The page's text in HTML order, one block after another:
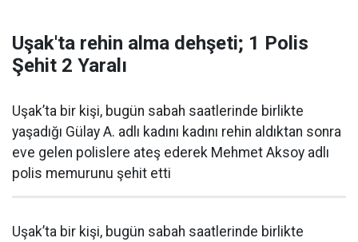
Uşak'ta rehin alma dehşeti; 1 Polis
Şehit 2 Yaralı
Uşak’ta bir kişi, bugün sabah saatlerinde birlikte
yaşadığı Gülay A. adlı kadını kadını rehin aldıktan sonra
eve gelen polislere ateş ederek Mehmet Aksoy adlı
polis memurunu şehit etti
Uşak’ta bir kişi, bugün sabah saatlerinde birlikte